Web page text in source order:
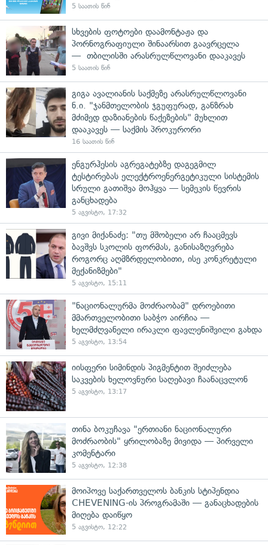
5 საათის წინ
სხვების ფოტოები დაამონტაჟა და
პორნოგრაფიული შინაარსით გაავრცელა
— თბილისში არასრულწლოვანი დააკავეს
5 საათის წინ
გიგა ავალიანის საქმეზე არასრულწლოვანი
ნ.ი. "ჯანმთელობის ჯგუფურად, განზრახ
მძიმედ დაზიანების წაქეზების" მუხლით
დააკავეს — საქმის პროკურორი
16 საათის წინ
ენგურჰესის აგრეგატებზე დაგეგმილ
ტესტირებას ელექტროენერგეტიკული სისტემის
სრული გათიშვა მოჰყვა — სემეკის წევრის
განცხადება
5 აგვისტო, 17:32
გივი მიქანაძე: "თუ მშობელი არ ჩააცმევს
ბავშვს სკოლის ფორმას, განისაზღვრება
როგორც აღმზრდელობითი, ისე კონკრეტული
მექანიზმები"
5 აგვისტო, 15:11
"ნაციონალურმა მოძრაობამ" დროებითი
მმართველობითი საბჭო აირჩია —
ხელმძღვანელი ირაკლი ფავლენიშვილი გახდა
5 აგვისტო, 13:54
იისფერი სიმინდის პიგმენტით შეიძლება
საკვების ხელოვნური საღებავი ჩაანაცვლონ
5 აგვისტო, 13:17
თინა ბოკუჩავა "ერთიანი ნაციონალური
მოძრაობის" ყრილობაზე მივიდა — პირველი
კომენტარი
5 აგვისტო, 12:38
მოიპოვე საქართველოს ბანკის სტიპენდია
CHEVENING-ის პროგრამაში — განაცხადების
მიღება დაიწყო
5 აგვისტო, 12:22